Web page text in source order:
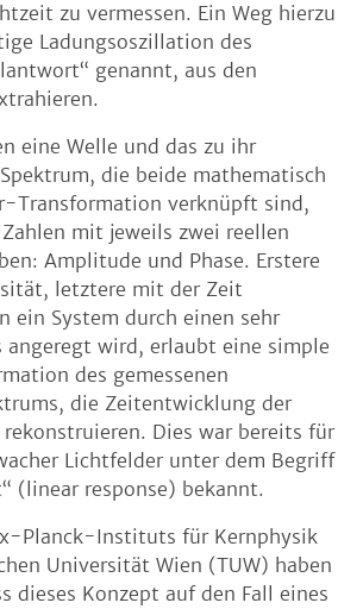
zu vermessen. Ein Weg hierzu
Ladungsoszillation des
genannt, aus den
eine Welle und das zu ihr
die beide mathematisch
Transformation verknüpft sind,
mit jeweils zwei reellen
Amplitude und Phase. Erstere
letztere mit der Zeit
ein System durch einen sehr
angeregt wird, erlaubt eine simple
des gemessenen
die Zeitentwicklung der
Dies war bereits für
Lichtfelder unter dem Begriff
(linear response) bekannt.
Planck-Instituts für Kernphysik
Universität Wien (TUW) haben
dieses Konzept auf den Fall eines